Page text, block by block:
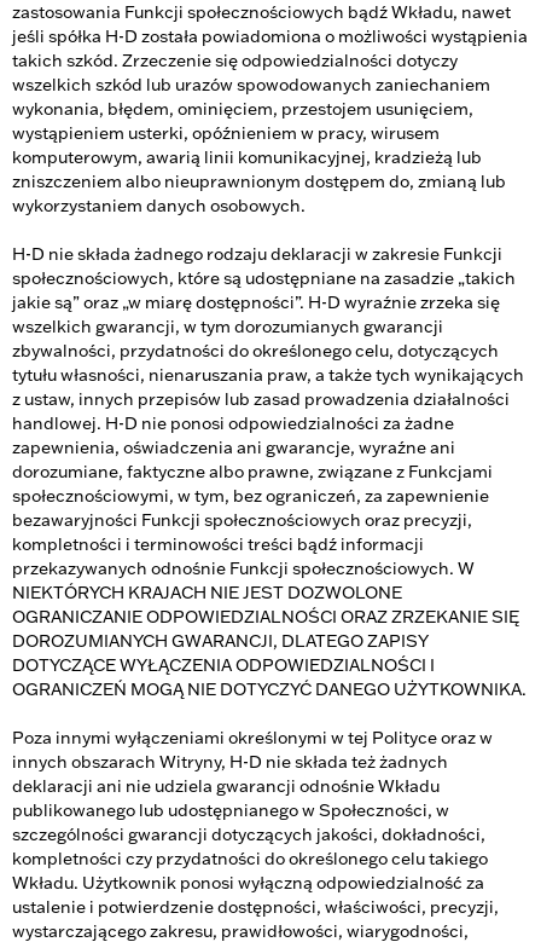
zastosowania Funkcji społecznościowych bądź Wkładu, nawet
jeśli spółka H-D została powiadomiona o możliwości wystąpienia
takich szkód. Zrzeczenie się odpowiedzialności dotyczy
wszelkich szkód lub urazów spowodowanych zaniechaniem
wykonania, błędem, ominięciem, przestojem usunięciem,
wystąpieniem usterki, opóźnieniem w pracy, wirusem
komputerowym, awarią linii komunikacyjnej, kradzieżą lub
zniszczeniem albo nieuprawnionym dostępem do, zmianą lub
wykorzystaniem danych osobowych.
H-D nie składa żadnego rodzaju deklaracji w zakresie Funkcji
społecznościowych, które są udostępniane na zasadzie „takich
jakie są” oraz „w miarę dostępności”. H-D wyraźnie zrzeka się
wszelkich gwarancji, w tym dorozumianych gwarancji
zbywalności, przydatności do określonego celu, dotyczących
tytułu własności, nienaruszania praw, a także tych wynikających
z ustaw, innych przepisów lub zasad prowadzenia działalności
handlowej. H-D nie ponosi odpowiedzialności za żadne
zapewnienia, oświadczenia ani gwarancje, wyraźne ani
dorozumiane, faktyczne albo prawne, związane z Funkcjami
społecznościowymi, w tym, bez ograniczeń, za zapewnienie
bezawaryjności Funkcji społecznościowych oraz precyzji,
kompletności i terminowości treści bądź informacji
przekazywanych odnośnie Funkcji społecznościowych. W
NIEKTÓRYCH KRAJACH NIE JEST DOZWOLONE
OGRANICZANIE ODPOWIEDZIALNOŚCI ORAZ ZRZEKANIE SIĘ
DOROZUMIANYCH GWARANCJI, DLATEGO ZAPISY
DOTYCZĄCE WYŁĄCZENIA ODPOWIEDZIALNOŚCI I
OGRANICZEŃ MOGĄ NIE DOTYCZYĆ DANEGO UŻYTKOWNIKA.
Poza innymi wyłączeniami określonymi w tej Polityce oraz w
innych obszarach Witryny, H-D nie składa też żadnych
deklaracji ani nie udziela gwarancji odnośnie Wkładu
publikowanego lub udostępnianego w Społeczności, w
szczególności gwarancji dotyczących jakości, dokładności,
kompletności czy przydatności do określonego celu takiego
Wkładu. Użytkownik ponosi wyłączną odpowiedzialność za
ustalenie i potwierdzenie dostępności, właściwości, precyzji,
wystarczającego zakresu, prawidłowości, wiarygodności,